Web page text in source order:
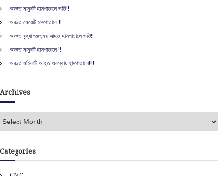
o
n
f
o
r
অজ্ঞাত মানুষটি হাসপাতালে ভর্তি!!
অজ্ঞাত মেয়েটি হাসপাতালে !!
অজ্ঞাত বৃদ্ধা গুরুত্বর আহত,হাসপাতালে ভর্তি!!
অজ্ঞাত মানুষটি হাসপাতালে !!
অজ্ঞাত মহিলাটি আহত অবস্থায় হাসপাতালে!!!!
Archives
h
Categories